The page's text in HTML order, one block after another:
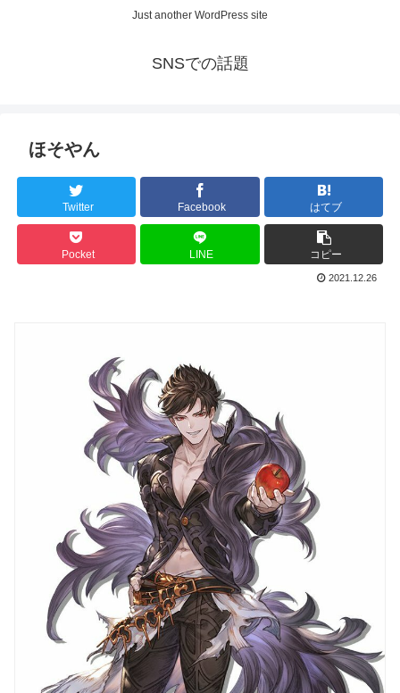
Just another WordPress site
SNSでの話題
ほそやん
Twitter Facebook はてブ
Pocket LINE コピー
2021.12.26